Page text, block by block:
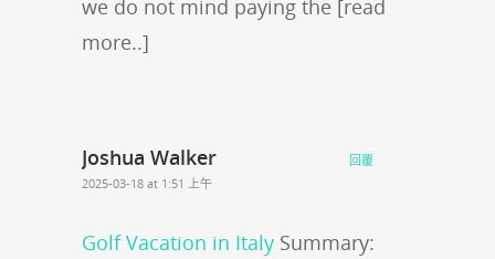
we do not mind paying the [read
more..]
Joshua Walker
2025-03-18 at 1:51 上午
Golf Vacation in Italy Summary:
回覆